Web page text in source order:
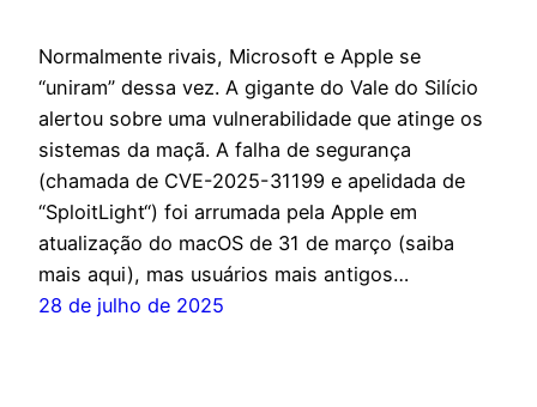
Normalmente rivais, Microsoft e Apple se
“uniram” dessa vez. A gigante do Vale do Silício
alertou sobre uma vulnerabilidade que atinge os
sistemas da maçã. A falha de segurança
(chamada de CVE-2025-31199 e apelidada de
“SploitLight“) foi arrumada pela Apple em
atualização do macOS de 31 de março (saiba
mais aqui), mas usuários mais antigos…
28 de julho de 2025